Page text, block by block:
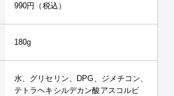
990円（税込）
180g
水、グリセリン、DPG、ジメチコン、
テトラヘキシルデカン酸アスコルビ